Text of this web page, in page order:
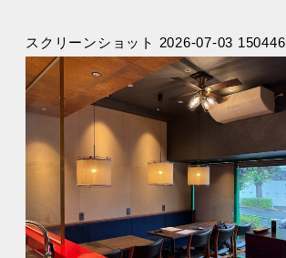
スクリーンショット 2026-07-03 150446